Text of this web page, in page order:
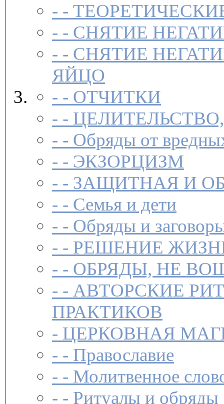
- -
- - СНЯТИЕ
- - СНЯТИЕ
ЯЙЦО
- - ОТЧИТКИ
- -
- - Обряды от
- - ЭКЗОРЦИЗМ
- - ЗАЩИТНАЯ И
- - Семья и дети
- - Обряды и
- - РЕШЕНИЕ
- - ОБРЯДЫ, НЕ
- - АВТОРСКИЕ
ПРАКТИКОВ
- ЦЕРКОВНАЯ
- - Православие
- - Молитвенное
- - Ритуалы и обряды